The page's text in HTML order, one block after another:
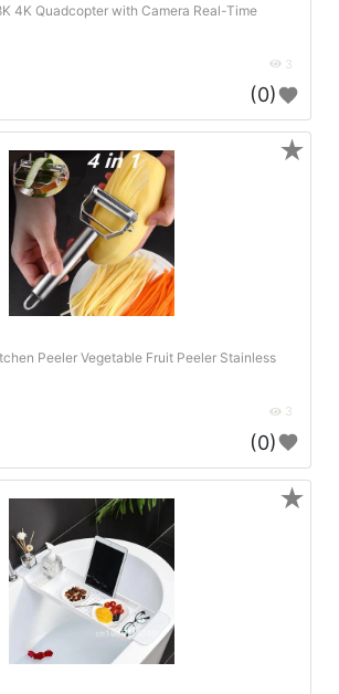
4K Quadcopter with Camera Real-Time
3
(0)
Peeler Vegetable Fruit Peeler Stainless
3
(0)
★
★